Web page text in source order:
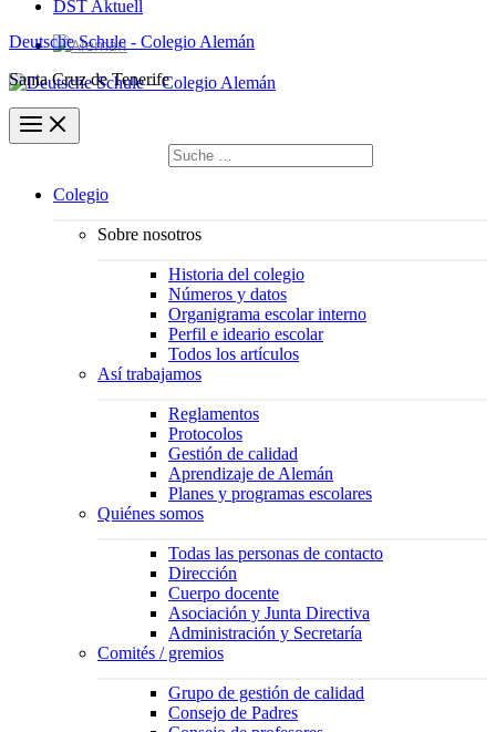
DST Aktuell
Deutsche Schule - Colegio Alemán
Santa Cruz de Tenerife
Buscar
por:
Colegio
Sobre nosotros
Historia del colegio
Números y datos
Organigrama escolar interno
Perfil e ideario escolar
Todos los artículos
Así trabajamos
Reglamentos
Protocolos
Gestión de calidad
Aprendizaje de Alemán
Planes y programas escolares
Quiénes somos
Todas las personas de contacto
Dirección
Cuerpo docente
Asociación y Junta Directiva
Administración y Secretaría
Comités / gremios
Grupo de gestión de calidad
Consejo de Padres